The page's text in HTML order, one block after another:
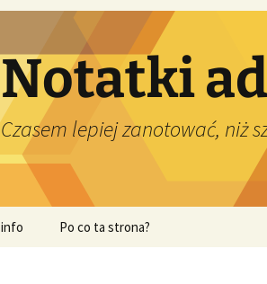
Notatki
Czasem lepiej zanotować, niż
info Po co ta strona?